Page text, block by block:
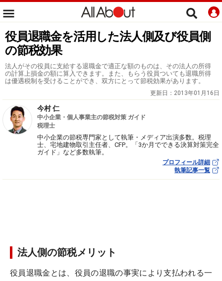
役員退職金を活用した法人側及び役員側
の節税効果
法人がその役員に支給する退職金で適正な額のものは、その法人の所得
の計算上損金の額に算入できます。また、もらう役員ついても退職所得
は優遇税制を受けることができ、双方にとって節税効果があります。
更新日： 2013年01月16日
今村 仁
中小企業・個人事業主の節税対策 ガイド
税理士
中小企業の節税専門家として執筆・メディア出演多数。税理
士、宅地建物取引主任者、CFP。「3か月でできる決算対策完全
ガイド」など多数執筆。
プロフィール詳細
執筆記事一覧
法人側の節税メリット
役員退職金とは、役員の退職の事実により支払われる一